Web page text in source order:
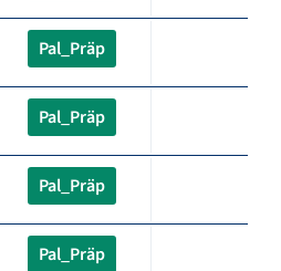
Pal_Präp
Pal_Präp
Pal_Präp
Pal_Präp